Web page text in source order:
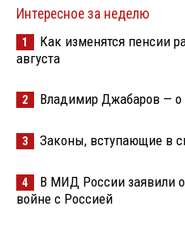
Интересное за неделю
1
Как изменятся пенсии
августа
2 Владимир Джабаров — о
3 Законы, вступающие в
4
В МИД России заявили
войне с Россией